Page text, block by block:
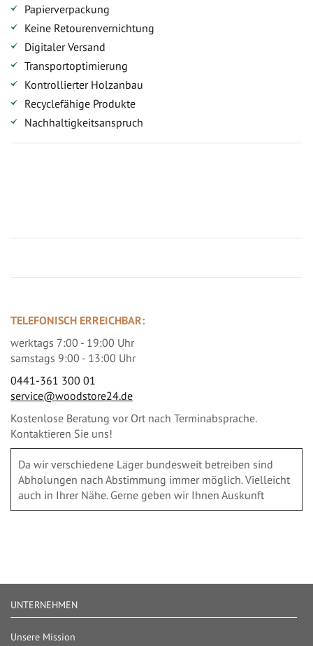
Papierverpackung
Keine Retourenvernichtung
Digitaler Versand
Transportoptimierung
Kontrollierter Holzanbau
Recyclefähige Produkte
Nachhaltigkeitsanspruch
TELEFONISCH ERREICHBAR:
werktags 7:00 - 19:00 Uhr
samstags 9:00 - 13:00 Uhr
0441-361 300 01
service@woodstore24.de
Kostenlose Beratung vor Ort nach Terminabsprache.
Kontaktieren Sie uns!
Da wir verschiedene Läger bundesweit betreiben sind
Abholungen nach Abstimmung immer möglich. Vielleicht
auch in Ihrer Nähe. Gerne geben wir Ihnen Auskunft
UNTERNEHMEN
Unsere Mission